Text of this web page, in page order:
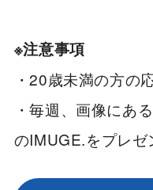
※注意事項
・20歳未満の方の
・毎週、画像にあ
のIMUGE.をプレゼ